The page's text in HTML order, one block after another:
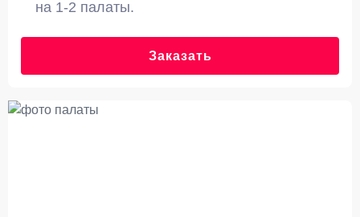
на 1-2 палаты.
Заказать